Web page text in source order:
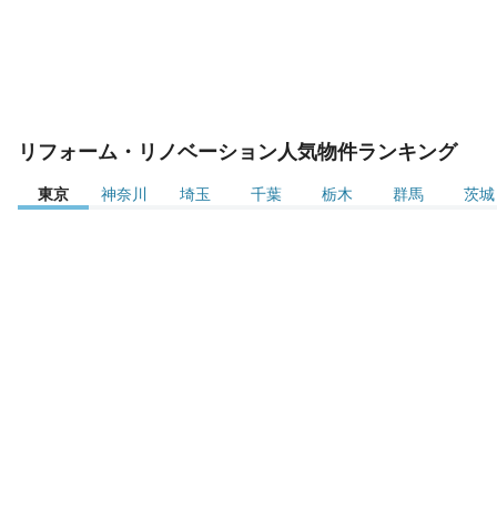
リフォーム・リノベーション人気物件ランキング
東京 神奈川 埼玉 千葉 栃木 群馬 茨城